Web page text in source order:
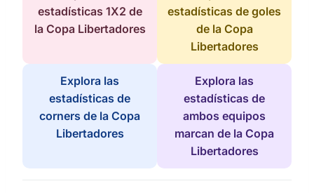
estadísticas 1X2 de
la Copa Libertadores
estadísticas de goles
de la Copa
Libertadores
Explora las
estadísticas de
corners de la Copa
Libertadores
Explora las
estadísticas de
ambos equipos
marcan de la Copa
Libertadores